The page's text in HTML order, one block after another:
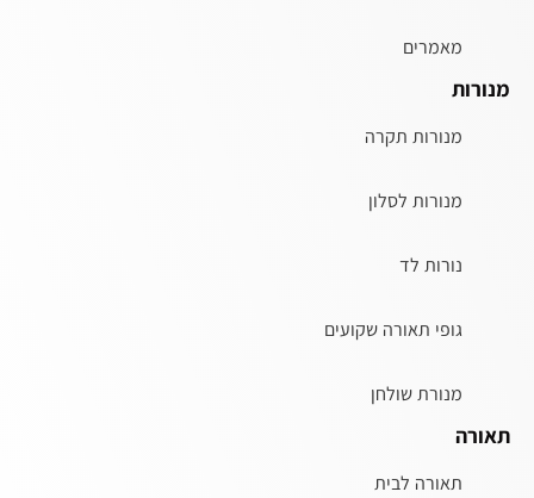
מאמרים
מנורות
מנורות תקרה
מנורות לסלון
נורות לד
גופי תאורה שקועים
מנורת שולחן
תאורה
תאורה לבית